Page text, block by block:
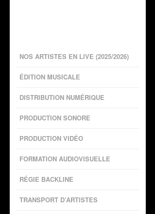
NOS ARTISTES EN LIVE (2025/2026)
ÉDITION MUSICALE
DISTRIBUTION NUMÉRIQUE
PRODUCTION SONORE
PRODUCTION VIDÉO
FORMATION AUDIOVISUELLE
RÉGIE BACKLINE
TRANSPORT D’ARTISTES